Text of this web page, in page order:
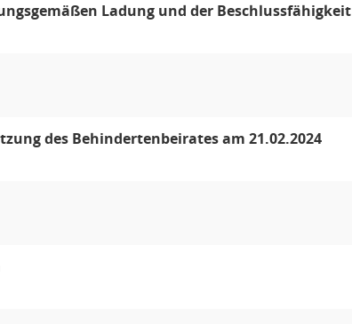
Ladung und der Beschlussfähigkeit
des Behindertenbeirates am 21.02.2024